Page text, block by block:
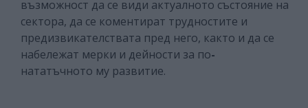
възможност да се види актуалното състояние на
сектора, да се коментират трудностите и
предизвикателствата пред него, както и да се
набележат мерки и дейности за по-
нататъчното му развитие.